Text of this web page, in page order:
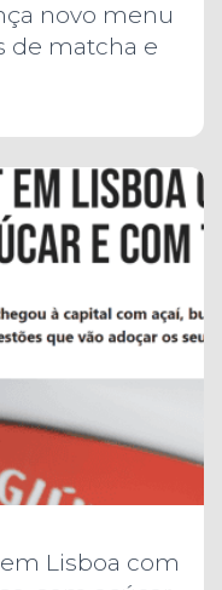
novo menu
de matcha e
Lisboa com